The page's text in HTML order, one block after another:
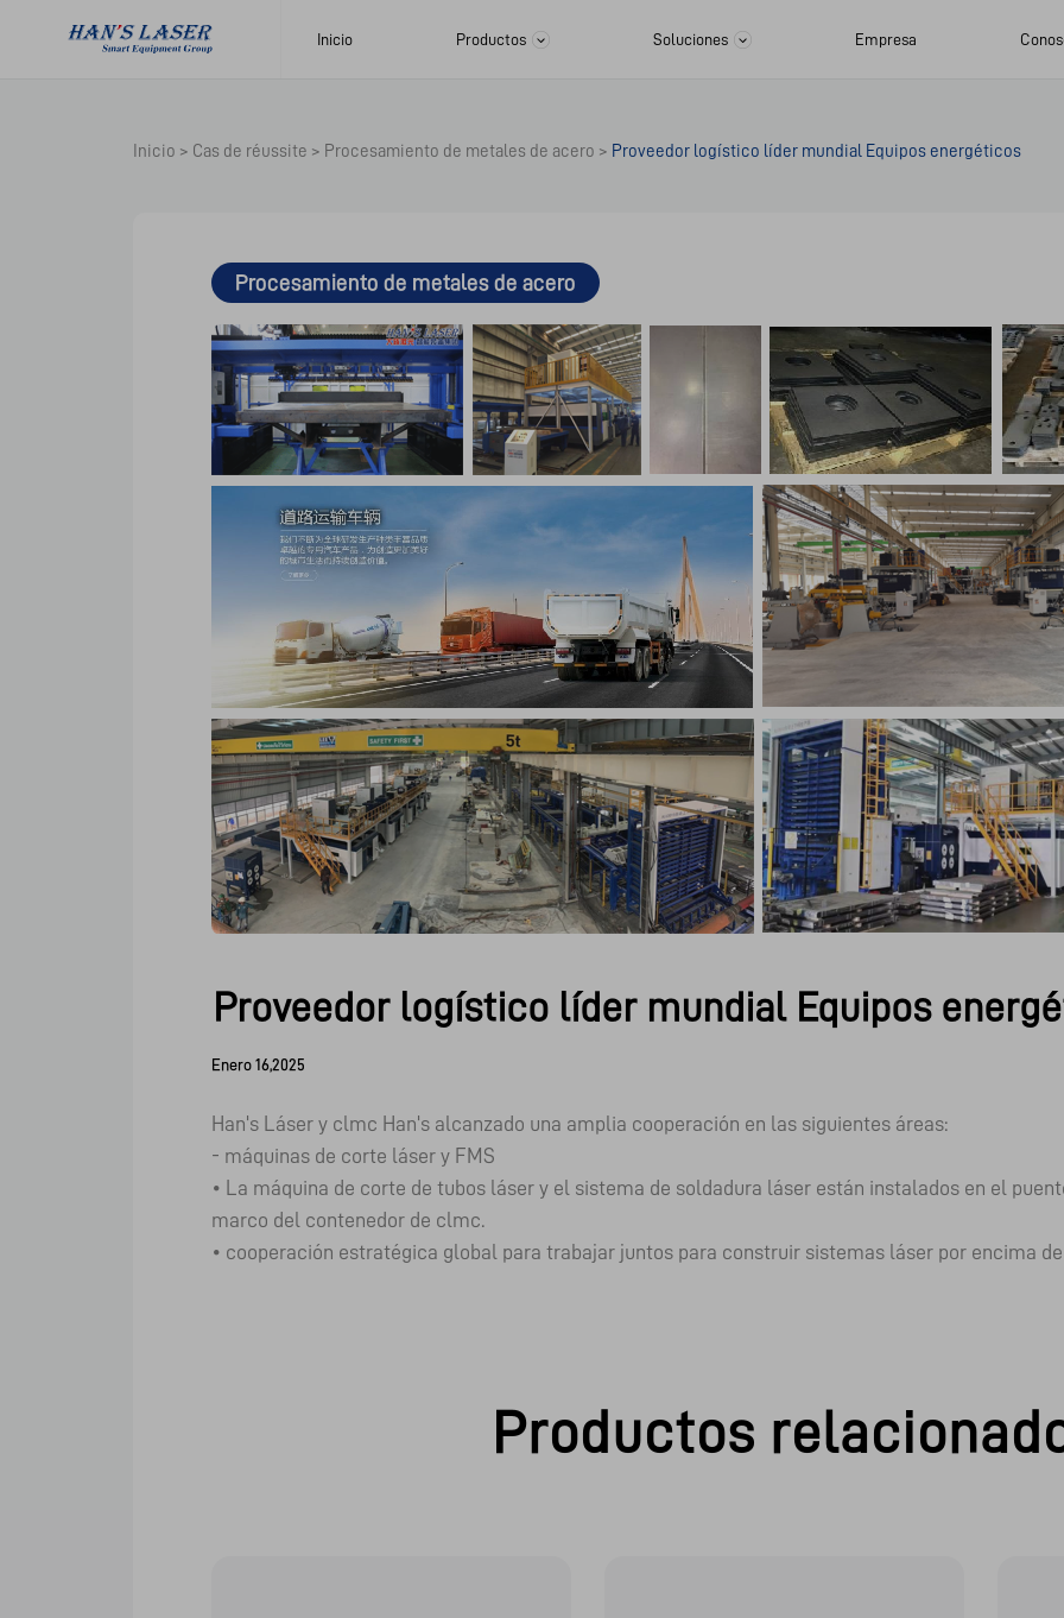
Inicio Productos Soluciones Empresa
Inicio > Cas de réussite > Procesamiento de metales de acero > Proveedor logístico líder mundial Equipos energéticos
Procesamiento de metales de acero
Proveedor logístico líder mundial Equipos
Enero 16,2025
Han's Láser y clmc Han's alcanzado una amplia cooperación en las siguientes áreas:
- máquinas de corte láser y FMS
• La máquina de corte de tubos láser y el sistema de soldadura láser están instalados en el
marco del contenedor de clmc.
• cooperación estratégica global para trabajar juntos para construir sistemas láser por encima
Productos